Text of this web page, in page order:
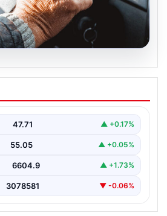
araç verilecek mi,
Milyonlarca emekli
47.71 ▲ +0.17%
55.05 ▲ +0.05%
6604.9 ▲ +1.73%
3078581 ▼ -0.06%